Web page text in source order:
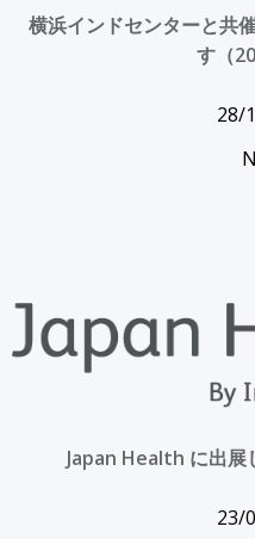
横浜インドセンターと共
す（
28/
Japan Health に出展
23/